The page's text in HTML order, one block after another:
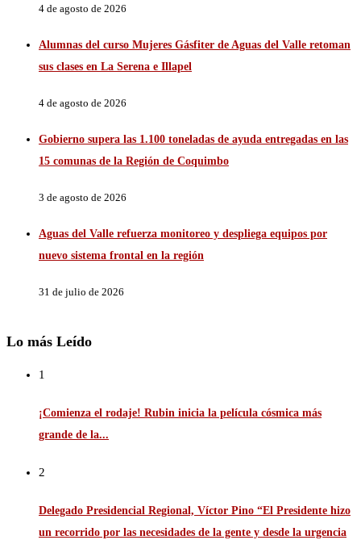
4 de agosto de 2026
Alumnas del curso Mujeres Gásfiter de Aguas del Valle retoman
sus clases en La Serena e Illapel
4 de agosto de 2026
Gobierno supera las 1.100 toneladas de ayuda entregadas en las
15 comunas de la Región de Coquimbo
3 de agosto de 2026
Aguas del Valle refuerza monitoreo y despliega equipos por
nuevo sistema frontal en la región
31 de julio de 2026
Lo más Leído
1
¡Comienza el rodaje! Rubin inicia la película cósmica más
grande de la...
2
Delegado Presidencial Regional, Víctor Pino “El Presidente hizo
un recorrido por las necesidades de la gente y desde la urgencia